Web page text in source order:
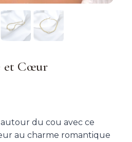
et Cœur
du cou avec ce
au charme romantique